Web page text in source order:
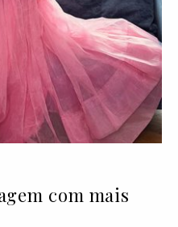
com mais